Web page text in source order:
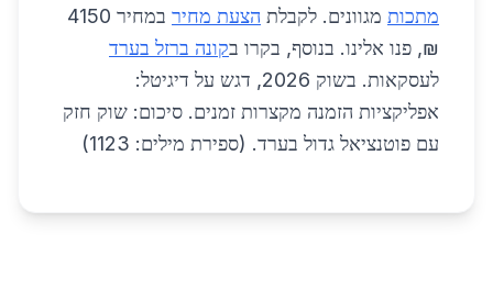
מתכות מגוונים. לקבלת הצעת מחיר
במחיר 4150
₪, פנו אלינו. בנוסף, בקרו בקונה ברזל בערד
לעסקאות. בשוק 2026, דגש על דיגיטל:
אפליקציות הזמנה מקצרות זמנים. סיכום: שוק חזק
עם פוטנציאל גדול בערד. (ספירת מילים: 1123)